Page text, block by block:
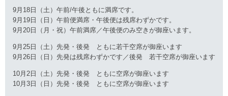
9月18日（土）午前/午後ともに満席です。
9月19日（日）午前便満席・午後便は残席わずかです。
9月20日（月・祝）午前満席／午後便のみ空きが御座います。
9月25日（土）先発・後発 ともに若干空席が御座います
9月26日（日）先発は残席わずかです／後発 若干空席が御座います
10月2日（土）先発・後発 ともに空席が御座います
10月3日（日）先発・後発 ともに空席が御座います